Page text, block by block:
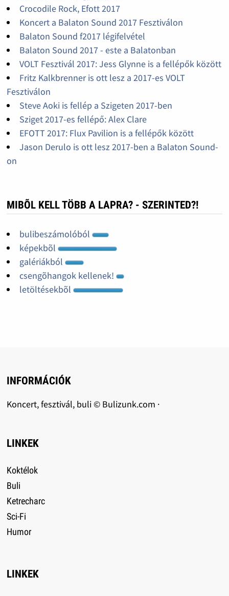
Crocodile Rock, Efott 2017
Koncert a Balaton Sound 2017 Fesztiválon
Balaton Sound f2017 légifelvétel
Balaton Sound 2017 - este a Balatonban
VOLT Fesztivál 2017: Jess Glynne is a fellépők között
Fritz Kalkbrenner is ott lesz a 2017-es VOLT
Fesztiválon
Steve Aoki is fellép a Szigeten 2017-ben
Sziget 2017-es fellépő: Alex Clare
EFOTT 2017: Flux Pavilion is a fellépők között
Jason Derulo is ott lesz 2017-ben a Balaton Sound-
on
MIBÕL KELL TÖBB A LAPRA? - SZERINTED?!
bulibeszámolóból
képekbõl
galériákból
csengõhangok kellenek!
letöltésekbõl
INFORMÁCIÓK
Koncert, fesztivál, buli © Bulizunk.com ·
LINKEK
Koktélok
Buli
Ketrecharc
Sci-Fi
Humor
LINKEK